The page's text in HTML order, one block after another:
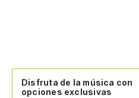
Disfruta de la música con
opciones exclusivas